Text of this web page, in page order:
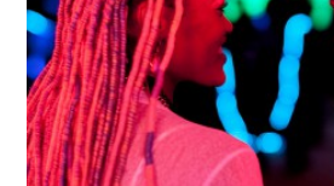
zabierze
nas
w
podróż
dookoła
świata